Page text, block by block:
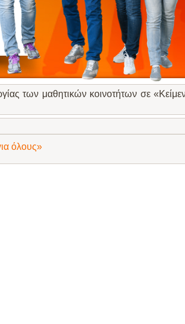
των μαθητικών κοινοτήτων σε
όλους»